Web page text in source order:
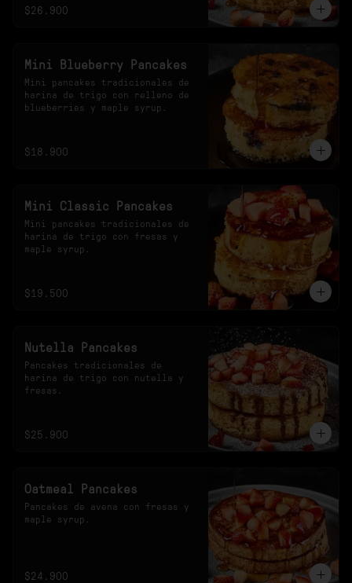
$26.900
Mini Blueberry Pancakes
Mini pancakes tradicionales de
harina de trigo con relleno de
blueberries y maple syrup.
$18.900
Mini Classic Pancakes
Mini pancakes tradicionales de
harina de trigo con fresas y
maple syrup.
$19.500
Nutella Pancakes
Pancakes tradicionales de
harina de trigo con nutella y
fresas.
$25.900
Oatmeal Pancakes
Pancakes de avena con fresas y
maple syrup.
$24.900